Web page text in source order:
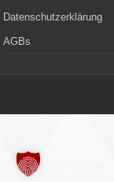
Datenschutzerklärung
AGBs